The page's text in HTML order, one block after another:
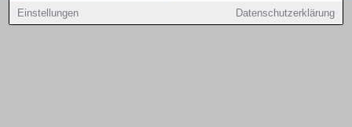
Einstellungen Datenschutzerklärung
Copyright © 2000 - 2026 | 1A Infosysteme GmbH | Content by: 1a-sites-autos